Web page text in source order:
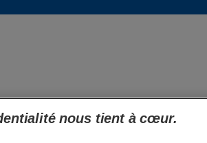
nous tient à cœur.